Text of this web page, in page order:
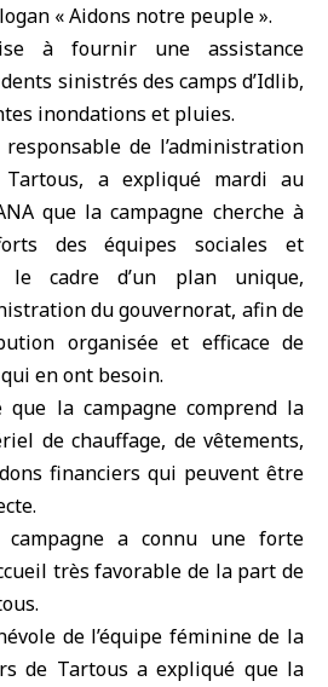
« Aidons notre peuple ».
à fournir une assistance
sinistrés des camps d’Idlib,
inondations et pluies.
de l’administration
a expliqué mardi au
que la campagne cherche à
des équipes sociales et
le cadre d’un plan unique,
du gouvernorat, afin de
organisée et efficace de
en ont besoin.
que la campagne comprend la
de chauffage, de vêtements,
financiers qui peuvent être
a connu une forte
très favorable de la part de
de l’équipe féminine de la
de Tartous a expliqué que la